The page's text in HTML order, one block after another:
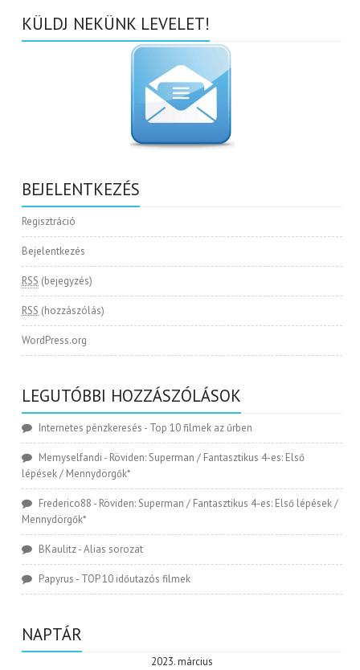
KÜLDJ NEKÜNK LEVELET!
BEJELENTKEZÉS
Regisztráció
Bejelentkezés
RSS (bejegyzés)
RSS (hozzászólás)
WordPress.org
LEGUTÓBBI HOZZÁSZÓLÁSOK
Internetes pénzkeresés - Top 10 filmek az űrben
Memyselfandi - Röviden: Superman / Fantasztikus 4-es: Első
lépések / Mennydörgők*
Frederico88 - Röviden: Superman / Fantasztikus 4-es: Első lépések /
Mennydörgők*
BKaulitz-Alias sorozat
Papyrus - TOP 10 időutazós filmek
NAPTÁR
2023. március